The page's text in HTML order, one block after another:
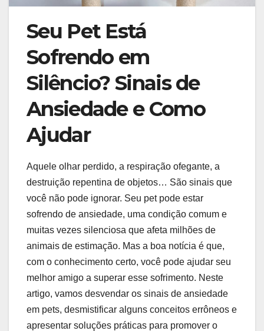
Seu Pet Está
Sofrendo em
Silêncio? Sinais de
Ansiedade e Como
Ajudar
Aquele olhar perdido, a respiração ofegante, a
destruição repentina de objetos… São sinais que
você não pode ignorar. Seu pet pode estar
sofrendo de ansiedade, uma condição comum e
muitas vezes silenciosa que afeta milhões de
animais de estimação. Mas a boa notícia é que,
com o conhecimento certo, você pode ajudar seu
melhor amigo a superar esse sofrimento. Neste
artigo, vamos desvendar os sinais de ansiedade
em pets, desmistificar alguns conceitos errôneos e
apresentar soluções práticas para promover o